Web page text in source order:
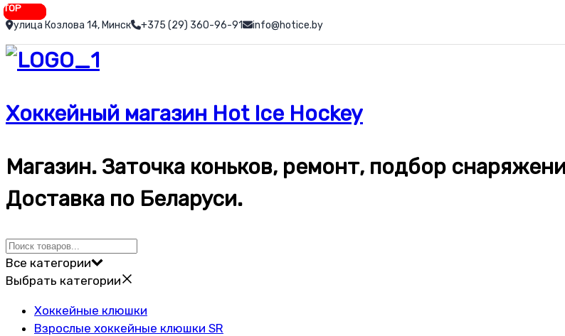
Перейти
к
содержимому
улица Козлова 14, Минск +375 (29) 360-96-91 info@hotice.by
Хоккейный магазин Hot Ice Hockey
Магазин. Заточка коньков, ремонт, подбор
Доставка по Беларуси.
Все категории
Выбрать категории
Хоккейные клюшки
Взрослые хоккейные клюшки SR
TOP
TOP
TOP